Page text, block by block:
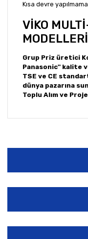
Kısa devre
VİKO
MODELLERİ
Grup Priz üretici
Panasonic'' kalite
TSE ve CE
dünya pazarına
Toplu Alım ve
Bu ürünün fiyat
Görüş ve
Ürün resmi
Ürün
Ürün
Ürün fiyatı
Bu ürüne